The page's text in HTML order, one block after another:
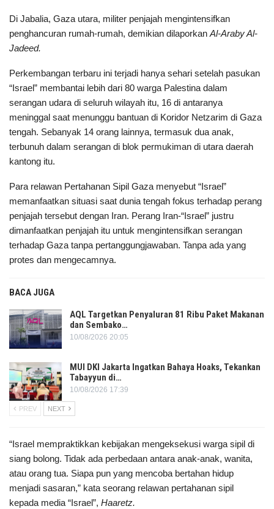
Di Jabalia, Gaza utara, militer penjajah mengintensifkan
penghancuran rumah-rumah, demikian dilaporkan Al-Araby Al-
Jadeed.
Perkembangan terbaru ini terjadi hanya sehari setelah pasukan
“Israel” membantai lebih dari 80 warga Palestina dalam
serangan udara di seluruh wilayah itu, 16 di antaranya
meninggal saat menunggu bantuan di Koridor Netzarim di Gaza
tengah. Sebanyak 14 orang lainnya, termasuk dua anak,
terbunuh dalam serangan di blok permukiman di utara daerah
kantong itu.
Para relawan Pertahanan Sipil Gaza menyebut “Israel”
memanfaatkan situasi saat dunia tengah fokus terhadap perang
penjajah tersebut dengan Iran. Perang Iran-“Israel” justru
dimanfaatkan penjajah itu untuk mengintensifkan serangan
terhadap Gaza tanpa pertanggungjawaban. Tanpa ada yang
protes dan mengecamnya.
BACA JUGA
AQL Targetkan Penyaluran 81 Ribu Paket Makanan
dan Sembako…
10/08/2026 20:05
MUI DKI Jakarta Ingatkan Bahaya Hoaks, Tekankan
Tabayyun di…
10/08/2026 17:39
PREV NEXT
“Israel mempraktikkan kebijakan mengeksekusi warga sipil di
siang bolong. Tidak ada perbedaan antara anak-anak, wanita,
atau orang tua. Siapa pun yang mencoba bertahan hidup
menjadi sasaran,” kata seorang relawan pertahanan sipil
kepada media “Israel”, Haaretz.